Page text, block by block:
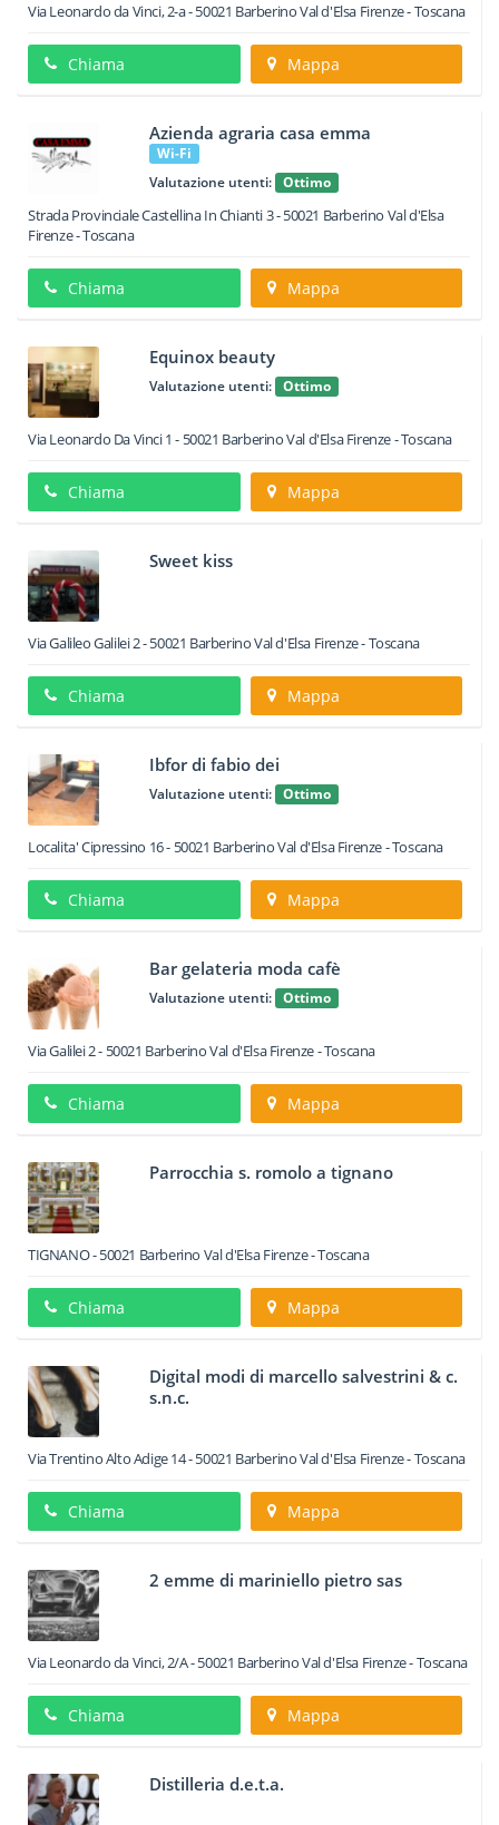
Via Leonardo da Vinci, 2-a-50021 Barberino Val d'Elsa Firenze -Toscana
Chiama Mappa
Azienda agraria casa emma
Wi-Fi
Valutazione utenti:
Ottimo
Strada Provinciale Castellina In Chianti 3-50021 Barberino Val d'Elsa
Firenze -Toscana
Chiama Mappa
Equinox beauty
Valutazione utenti: Ottimo
Via Leonardo Da Vinci 1 - 50021 Barberino Val d'ElsaFirenze -Toscana
Chiama Mappa
Sweet kiss
Via Galileo Galilei 2-50021 Barberino Val d'Elsa Firenze -Toscana
Chiama Mappa
Ibfor di fabio dei
Valutazione utenti: Ottimo
Localita' Cipressino 16- 50021 Barberino Val d'ElsaFirenze -Toscana
Chiama Mappa
Bar gelateria moda cafè
Valutazione utenti: Ottimo
Via Galilei 2- 50021 Barberino Val d'ElsaFirenze -Toscana
Chiama Mappa
Parrocchia s. romolo a tignano
TIGNANO-50021 Barberino Val d'ElsaFirenze -Toscana
Chiama Mappa
Digital modi di marcello salvestrini & c.
s.n.c.
Via Trentino Alto Adige 14-50021 Barberino Val d'Elsa Firenze -Toscana
Chiama Mappa
2 emme di mariniello pietro sas
Via Leonardo da Vinci, 2/A-50021 Barberino Val d'Elsa Firenze -Toscana
Chiama Mappa
Distilleria d.e.t.a.